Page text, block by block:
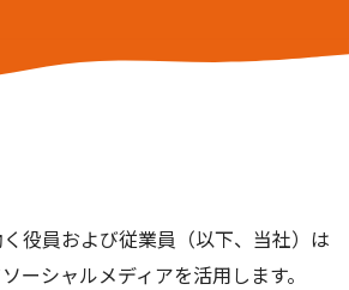
役員および従業員（以下、当社）は
ーシャルメディアを活用します。